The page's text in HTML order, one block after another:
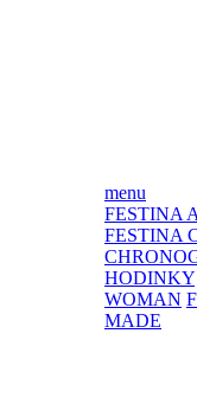
menu
FESTINA
FESTINA
HODINKY
WOMAN
MADE